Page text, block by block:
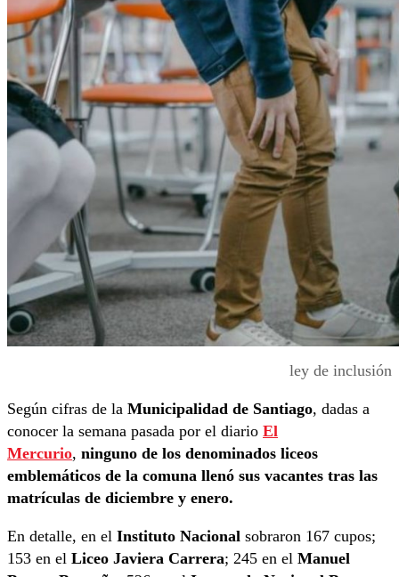
ley de inclusión
Según cifras de la Municipalidad de Santiago, dadas a
conocer la semana pasada por el diario El
Mercurio, ninguno de los denominados liceos
emblemáticos de la comuna llenó sus vacantes tras las
matrículas de diciembre y enero.
En detalle, en el Instituto Nacional sobraron 167 cupos;
153 en el Liceo Javiera Carrera; 245 en el Manuel